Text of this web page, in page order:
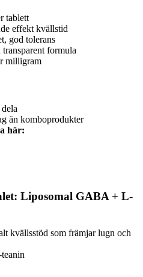
tablett
effekt kvällstid
god tolerans
formula
milligram
än komboprodukter
här:
Liposomal GABA + L-
kvällsstöd som främjar lugn och